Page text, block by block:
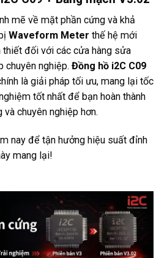
mẽ về mặt phần cứng và khả
Waveform Meter thế hệ mới
thiết đối với các cửa hàng sửa
chuyên nghiệp. Đồng hồ i2C C09
là giải pháp tối ưu, mang lại tốc
tốt nhất để bạn hoàn thành
và chuyên nghiệp hơn.
nay để tận hưởng hiệu suất đỉnh
mang lại!